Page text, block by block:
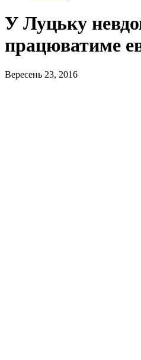
У Луцьку
працюватиме
Вересень 23, 2016